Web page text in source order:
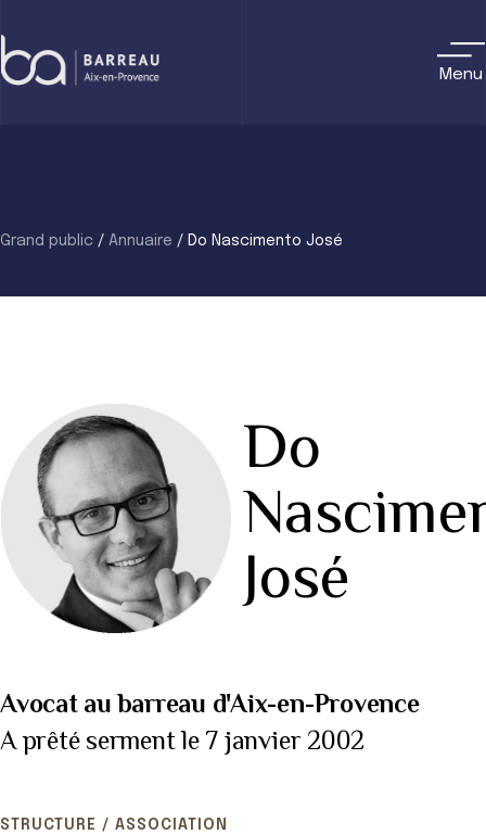
to
content
Menu
Grand public / Annuaire / Do Nascimento José
Do
José
Avocat au barreau d'Aix-en-Provence
A prêté serment le 7 janvier 2002
STRUCTURE / ASSOCIATION